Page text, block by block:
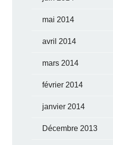
mai 2014
avril 2014
mars 2014
février 2014
janvier 2014
Décembre 2013